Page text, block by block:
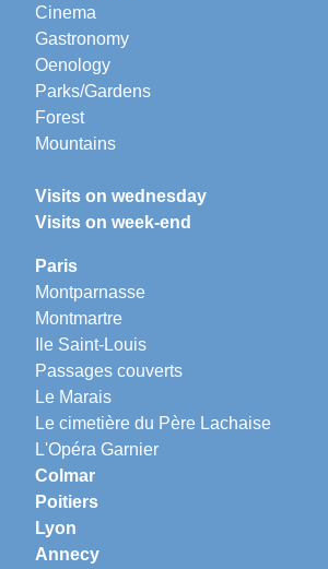
Cinema
Gastronomy
Oenology
Parks/Gardens
Forest
Mountains
Visits on wednesday
Visits on week-end
Paris
Montparnasse
Montmartre
Ile Saint-Louis
Passages couverts
Le Marais
Le cimetière du Père Lachaise
L'Opéra Garnier
Colmar
Poitiers
Lyon
Annecy